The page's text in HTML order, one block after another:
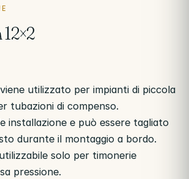
utilizzato per impianti di piccola
tubazioni di compenso.
installazione e può essere tagliato
durante il montaggio a bordo.
solo per timonerie
pressione.